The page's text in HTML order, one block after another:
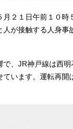
月２１日午前１０時
が接触する人身事
で、JR神戸線は西
ています。運転再開